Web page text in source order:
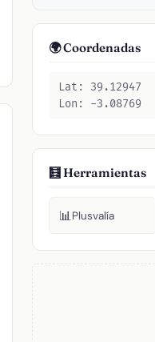
🌍 Coordenadas
Lat: 39.12947
Lon: -3.08769
🧮 Herramientas
📊Plusvalía